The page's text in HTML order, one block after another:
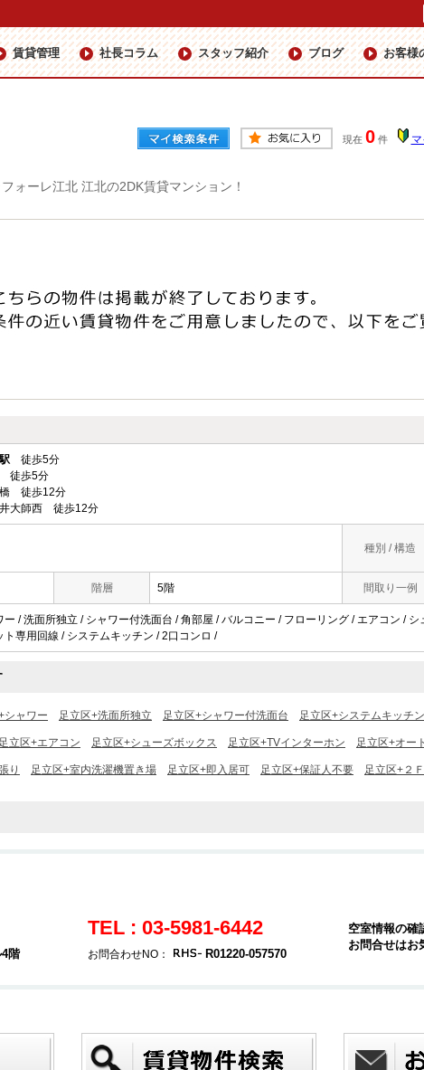
賃貸管理 社長コラム スタッフ紹介 ブログ お客様
現在 0 件
フォーレ江北 江北の2DK賃貸マンション！
徒歩5分
徒歩5分
徒歩12分
大師西 徒歩12分
種別 / 構造
階層 5階 間取り一例
/ 洗面所独立 / シャワー付洗面台 / 角部屋 / バルコニー / フローリング / エアコン /
ト専用回線 / システムキッチン / 2口コンロ /
シャワー 足立区+洗面所独立 足立区+シャワー付洗面台 足立区+システムキッチン
足立区+エアコン 足立区+シューズボックス 足立区+TVインターホン 足立区+オー
り 足立区+室内洗濯機置き場 足立区+即入居可 足立区+保証人不要 足立区+２
階
TEL : 03-5981-6442
お問合わせNO： R01220-057570
空室情報の確
お問合せはお